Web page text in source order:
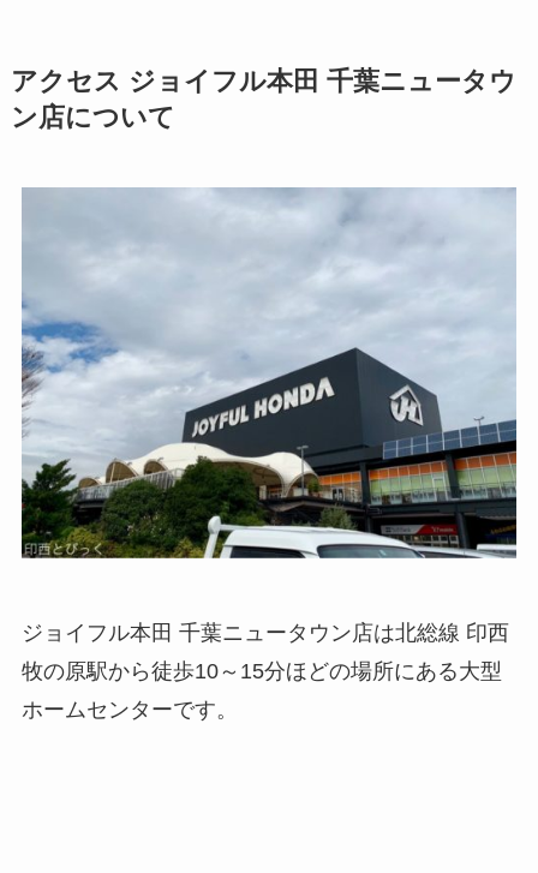
アクセス ジョイフル本田 千葉ニュータウ
ン店について
ジョイフル本田 千葉ニュータウン店は北総線 印西
牧の原駅から徒歩10～15分ほどの場所にある大型
ホームセンターです。